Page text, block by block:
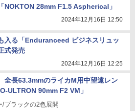
NOKTON 28mm F1.5 Aspherical」
2024年12月16日 12:50
入る「Enduranceed ビジネスリュッ
式発売
2024年12月16日 12:25
全長63.3mmのライカM用中望遠レン
ULTRON 90mm F2 VM」
/ブラックの2色展開